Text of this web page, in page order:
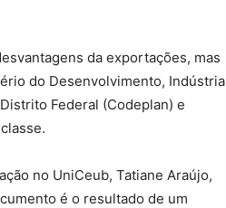
da exportações, mas
do Desenvolvimento, Indústria
Federal (Codeplan) e
no UniCeub, Tatiane Araújo,
é o resultado de um